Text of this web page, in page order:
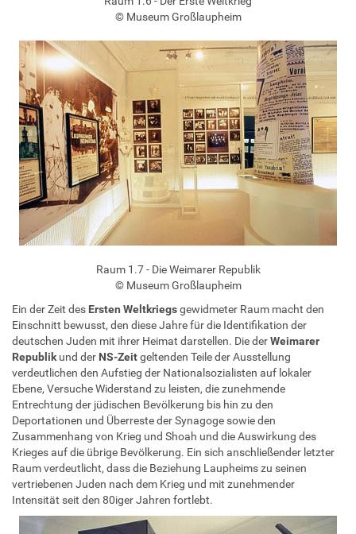
© Museum Großlaupheim
Raum 1.7 - Die Weimarer Republik
© Museum Großlaupheim
Ein der Zeit des Ersten Weltkriegsgewidmeter Raum macht den
Einschnitt bewusst, den diese Jahre für die Identifikation der
deutschen Juden mit ihrer Heimat darstellen. Die derWeimarer
Republik und der NS-Zeitgeltenden Teile der Ausstellung
verdeutlichen den Aufstieg der Nationalsozialisten auf lokaler
Ebene, Versuche Widerstand zu leisten, die zunehmende
Entrechtung der jüdischen Bevölkerung bis hin zu den
Deportationen und Überreste der Synagoge sowie den
Zusammenhang von Krieg und Shoah und die Auswirkung des
Krieges auf die übrige Bevölkerung. Ein sich anschließender letzter
Raum verdeutlicht, dass die Beziehung Laupheims zu seinen
vertriebenen Juden nach dem Krieg und mit zunehmender
Intensität seit den 80iger Jahren fortlebt.